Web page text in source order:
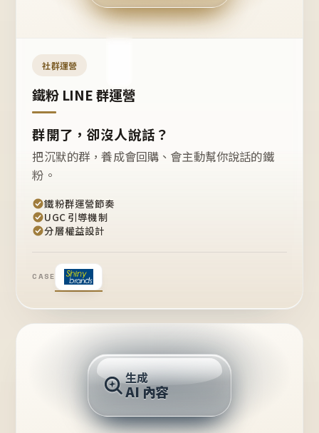
開團
嗎？
社群運營
鐵粉 LINE 群運營
群開了，卻沒人說話？
把沉默的群，養成會回購、會主動幫你說話的鐵
粉。
鐵粉群運營節奏
UGC 引導機制
分層權益設計
CASE
推薦的台灣品牌？
生成
AI 內容